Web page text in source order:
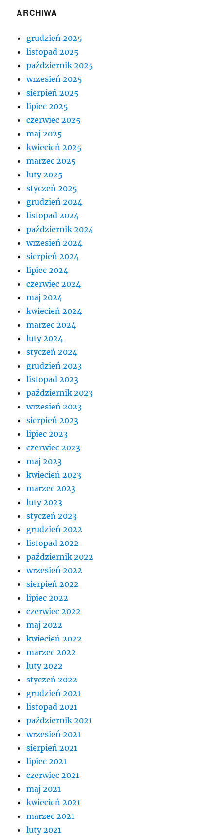
ARCHIWA
grudzień 2025
listopad 2025
październik 2025
wrzesień 2025
sierpień 2025
lipiec 2025
czerwiec 2025
maj 2025
kwiecień 2025
marzec 2025
luty 2025
styczeń 2025
grudzień 2024
listopad 2024
październik 2024
wrzesień 2024
sierpień 2024
lipiec 2024
czerwiec 2024
maj 2024
kwiecień 2024
marzec 2024
luty 2024
styczeń 2024
grudzień 2023
listopad 2023
październik 2023
wrzesień 2023
sierpień 2023
lipiec 2023
czerwiec 2023
maj 2023
kwiecień 2023
marzec 2023
luty 2023
styczeń 2023
grudzień 2022
listopad 2022
październik 2022
wrzesień 2022
sierpień 2022
lipiec 2022
czerwiec 2022
maj 2022
kwiecień 2022
marzec 2022
luty 2022
styczeń 2022
grudzień 2021
listopad 2021
październik 2021
wrzesień 2021
sierpień 2021
lipiec 2021
czerwiec 2021
maj 2021
kwiecień 2021
marzec 2021
luty 2021